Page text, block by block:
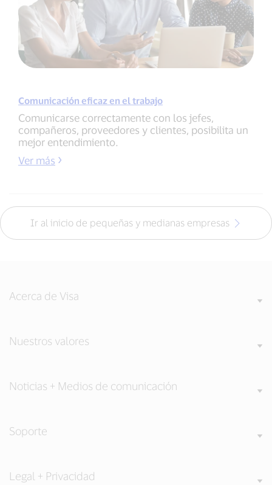
Comunicación eficaz en el trabajo
Comunicarse correctamente con los jefes,
compañeros, proveedores y clientes, posibilita un
mejor entendimiento.
Ver más
Ir al inicio de pequeñas y medianas empresas
Acerca de Visa
Nuestros valores
Noticias + Medios de comunicación
Soporte
Legal + Privacidad